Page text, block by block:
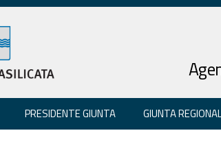
PRESIDENTE GIUNTA GIUNTA